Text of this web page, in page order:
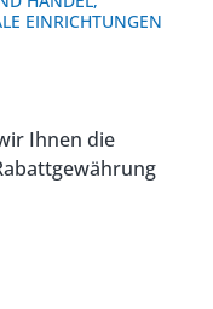
EINRICHTUNGEN
Ihnen die